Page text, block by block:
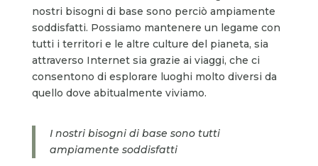
nostri bisogni di base sono perciò ampiamente
soddisfatti. Possiamo mantenere un legame con
tutti i territori e le altre culture del pianeta, sia
attraverso Internet sia grazie ai viaggi, che ci
consentono di esplorare luoghi molto diversi da
quello dove abitualmente viviamo.
I nostri bisogni di base sono tutti
ampiamente soddisfatti